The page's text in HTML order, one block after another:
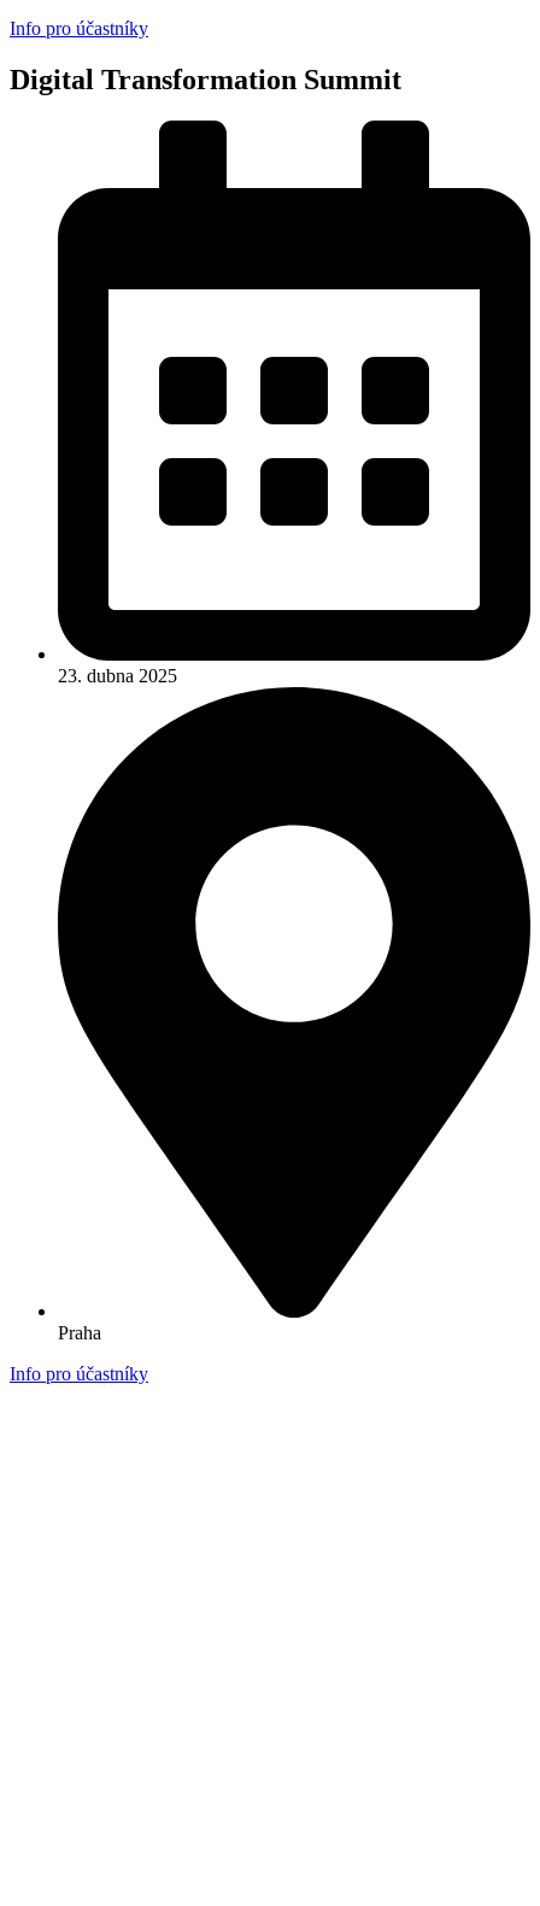
Info pro účastníky
Digital Transformation Summit
23. dubna 2025
Praha
Info pro účastníky